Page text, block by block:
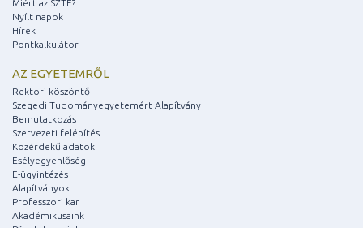
Miért az SZTE?
Nyílt napok
Hírek
Pontkalkulátor
AZ EGYETEMRŐL
Rektori köszöntő
Szegedi Tudományegyetemért Alapítvány
Bemutatkozás
Szervezeti felépítés
Közérdekű adatok
Esélyegyenlőség
E-ügyintézés
Alapítványok
Professzori kar
Akadémikusaink